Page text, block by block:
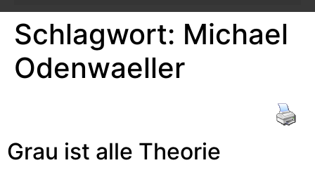
Schlagwort: Michael
Odenwaeller
Grau ist alle Theorie